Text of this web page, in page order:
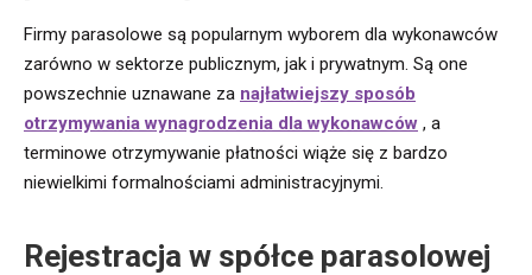
Firmy parasolowe są popularnym wyborem dla wykonawców
zarówno w sektorze publicznym, jak i prywatnym. Są one
powszechnie uznawane za najłatwiejszy sposób
otrzymywania wynagrodzenia dla wykonawców , a
terminowe otrzymywanie płatności wiąże się z bardzo
niewielkimi formalnościami administracyjnymi.
Rejestracja w spółce parasolowej